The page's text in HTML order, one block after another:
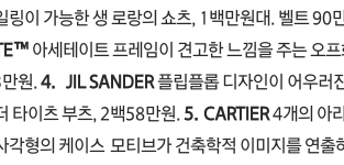
링이 가능한 생 로랑의 쇼츠, 1백만원대. 벨트 90
아세테이트 프레임이 견고한 느낌을 주는 오
원. 4. JIL SANDER플립플롭 디자인이 어우러
타이츠 부츠, 2백58만원. 5. CARTIER4개의 아
각형의 케이스 모티브가 건축학적 이미지를 연출